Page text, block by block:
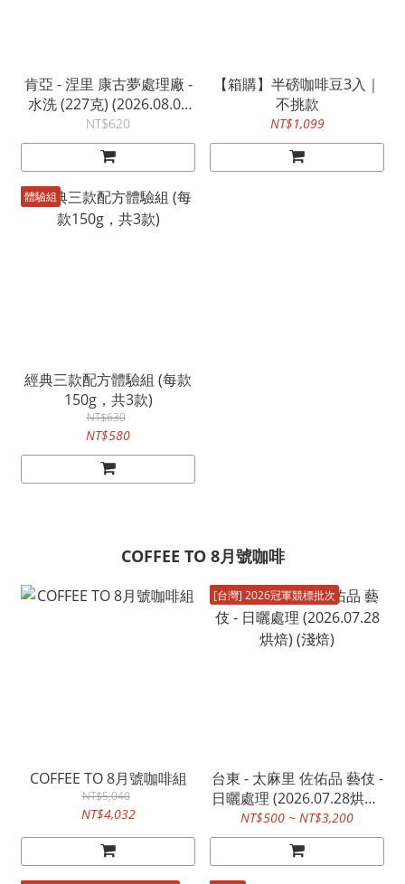
肯亞 - 涅里 康古夢處理廠 -
水洗 (227克) (2026.08.05
烘焙) (淺焙)
NT$620
【箱購】半磅咖啡豆3入｜
不挑款
NT$1,099
體驗組
經典三款配方體驗組 (每款
150g，共3款)
NT$630
NT$580
COFFEE TO 8月號咖啡
COFFEE TO 8月號咖啡組
NT$5,040
NT$4,032
[台灣] 2026冠軍競標批次
台東 - 太麻里 佐佑品 藝伎 -
日曬處理 (2026.07.28烘焙)
(淺焙)
NT$500 ~ NT$3,200